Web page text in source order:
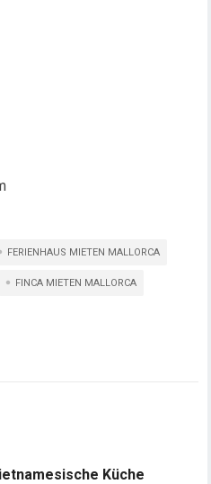
FERIENHAUS MIETEN MALLORCA
FINCA MIETEN MALLORCA
Küche